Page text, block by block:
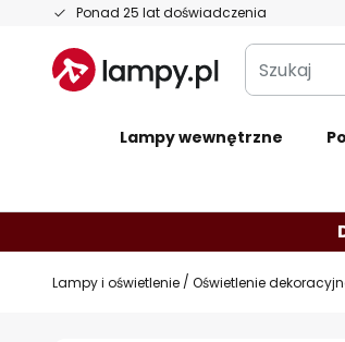
Ponad 25 lat doświadczenia
Przejdź
treści
Szukaj
Lampy wewnętrzne
Lampy i oświetlenie Oświetlenie